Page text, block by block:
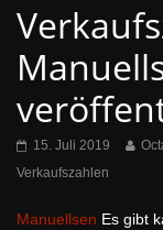
15. Juli 2019
Verkaufszahlen
Manuellsen Es gibt